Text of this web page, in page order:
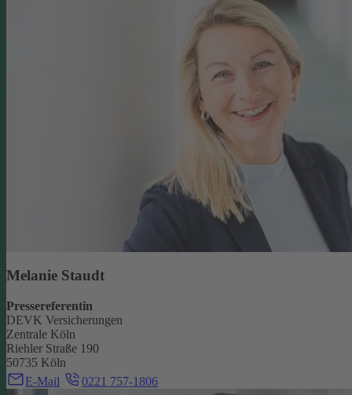
Melanie Staudt
Pressereferentin
DEVK Versicherungen
Zentrale Köln
Riehler Straße 190
50735 Köln
E-Mail
0221 757-1806